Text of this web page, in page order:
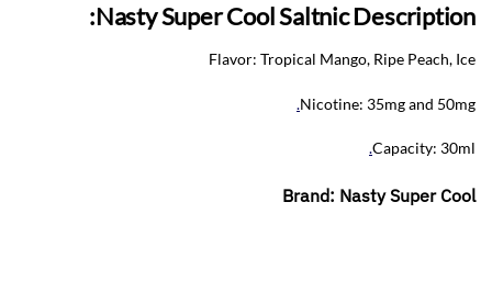
Nasty Super Cool Saltnic Description:
Flavor: Tropical Mango, Ripe Peach, Ice
Nicotine: 35mg and 50mg
.
Capacity: 30ml
.
Brand: Nasty Super Cool